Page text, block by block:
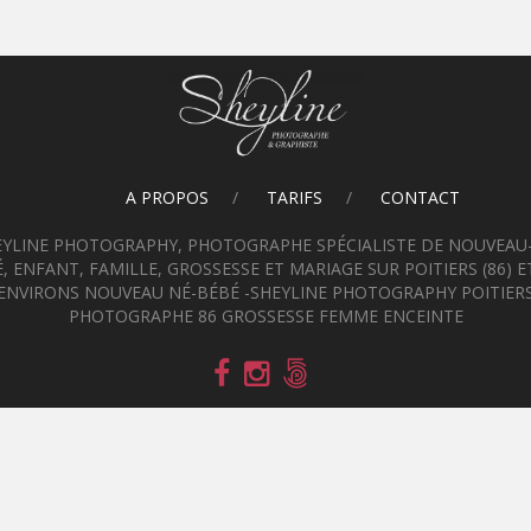
A PROPOS TARIFS CONTACT
PHOTOGRAPHY, PHOTOGRAPHE SPÉCIALISTE DE
ENFANT, FAMILLE, GROSSESSE ET MARIAGE SUR POITIERS (86)
ENVIRONS NOUVEAU NÉ-BÉBÉ -SHEYLINE PHOTOGRAPHY
PHOTOGRAPHE 86 GROSSESSE FEMME ENCEINTE